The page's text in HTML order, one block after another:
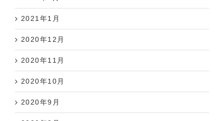
2021年1月
2020年12月
2020年11月
2020年10月
2020年9月